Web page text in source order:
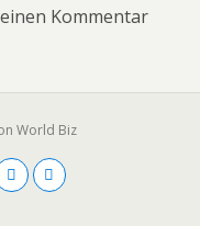
Kommentar
World Biz